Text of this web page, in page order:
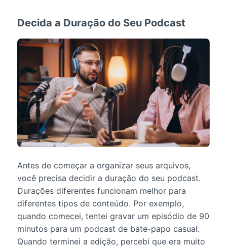
Decida a Duração do Seu Podcast
Antes de começar a organizar seus arquivos,
você precisa decidir a duração do seu podcast.
Durações diferentes funcionam melhor para
diferentes tipos de conteúdo. Por exemplo,
quando comecei, tentei gravar um episódio de 90
minutos para um podcast de bate-papo casual.
Quando terminei a edição, percebi que era muito